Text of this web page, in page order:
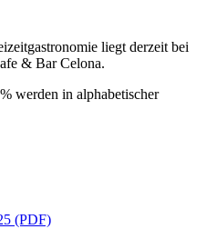
liegt derzeit bei
& Bar Celona.
werden in alphabetischer
(PDF)